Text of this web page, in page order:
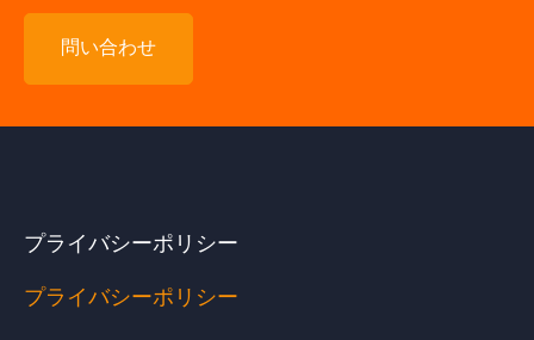
問い合わせ
プライバシーポリシー
プライバシーポリシー